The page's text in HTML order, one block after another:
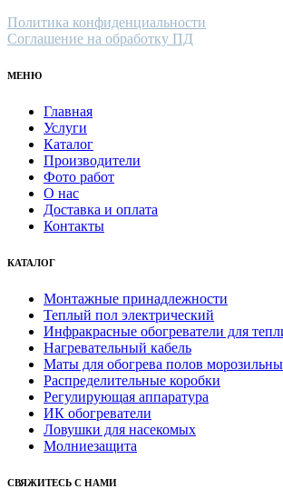
Политика конфиденциальности
Соглашение на обработку ПД
МЕНЮ
Главная
Услуги
Каталог
Производители
Фото работ
О нас
Доставка и оплата
Контакты
КАТАЛОГ
Монтажные принадлежности
Теплый пол электрический
Инфракрасные обогреватели для
Нагревательный кабель
Маты для обогрева полов
Распределительные коробки
Регулирующая аппаратура
ИК обогреватели
Ловушки для насекомых
Молниезащита
СВЯЖИТЕСЬ С НАМИ